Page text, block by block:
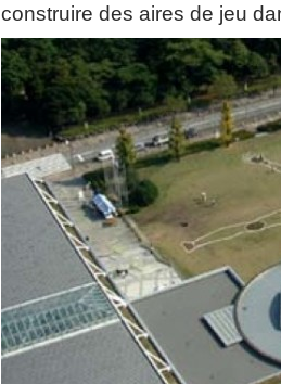
construire des aires de jeu